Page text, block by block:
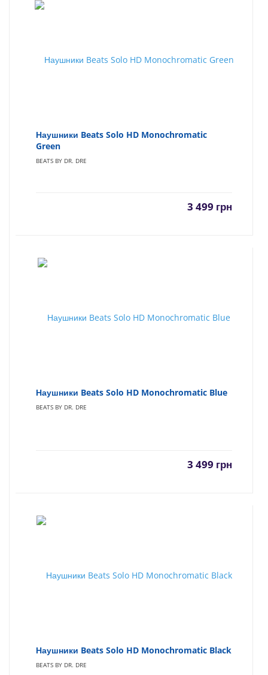
Наушники Beats Solo HD Monochromatic
Green
BEATS BY DR. DRE
3 499 грн
Наушники Beats Solo HD Monochromatic Blue
BEATS BY DR. DRE
3 499 грн
Наушники Beats Solo HD Monochromatic Black
BEATS BY DR. DRE